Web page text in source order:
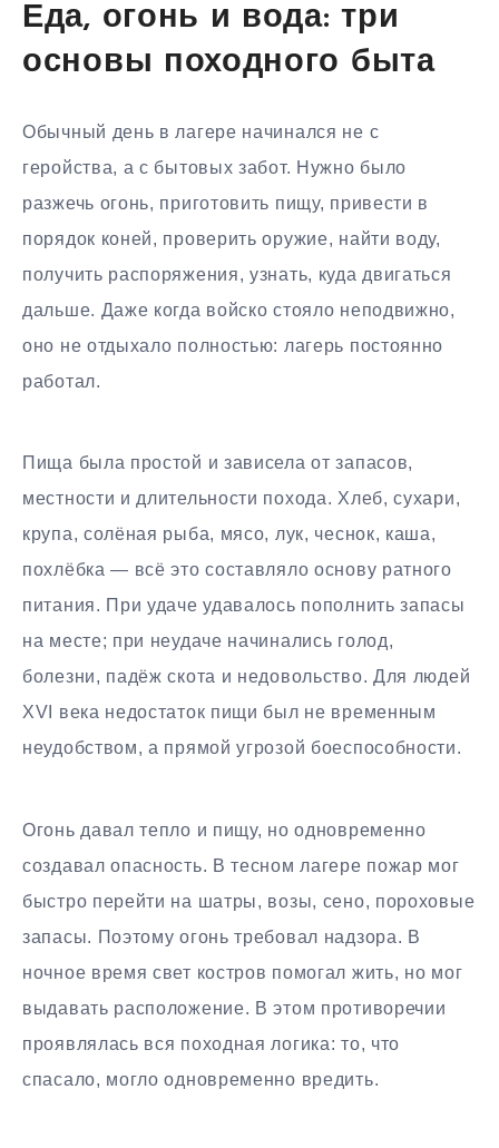
Еда, огонь и вода: три
основы походного быта
Обычный день в лагере начинался не с
геройства, а с бытовых забот. Нужно было
разжечь огонь, приготовить пищу, привести в
порядок коней, проверить оружие, найти воду,
получить распоряжения, узнать, куда двигаться
дальше. Даже когда войско стояло неподвижно,
оно не отдыхало полностью: лагерь постоянно
работал.
Пища была простой и зависела от запасов,
местности и длительности похода. Хлеб, сухари,
крупа, солёная рыба, мясо, лук, чеснок, каша,
похлёбка — всё это составляло основу ратного
питания. При удаче удавалось пополнить запасы
на месте; при неудаче начинались голод,
болезни, падёж скота и недовольство. Для людей
XVI века недостаток пищи был не временным
неудобством, а прямой угрозой боеспособности.
Огонь давал тепло и пищу, но одновременно
создавал опасность. В тесном лагере пожар мог
быстро перейти на шатры, возы, сено, пороховые
запасы. Поэтому огонь требовал надзора. В
ночное время свет костров помогал жить, но мог
выдавать расположение. В этом противоречии
проявлялась вся походная логика: то, что
спасало, могло одновременно вредить.